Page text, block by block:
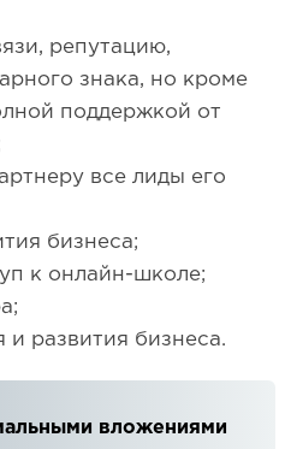
репутацию,
знака, но кроме
поддержкой от
все лиды его
бизнеса;
к онлайн-школе;
развития бизнеса.
вложениями